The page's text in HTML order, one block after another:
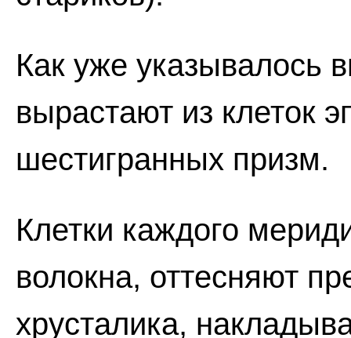
Как уже указывалось
вырастают из клеток
шестигранных призм.
Клетки каждого
волокна, оттесняют
хрусталика,